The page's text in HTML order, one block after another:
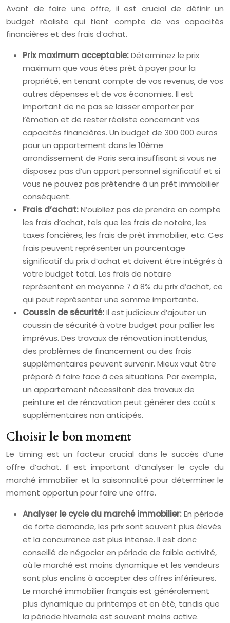
Avant de faire une offre, il est crucial de définir un
budget réaliste qui tient compte de vos capacités
financières et des frais d’achat.
Prix maximum acceptable:Déterminez le prix
maximum que vous êtes prêt à payer pour la
propriété, en tenant compte de vos revenus, de vos
autres dépenses et de vos économies. Il est
important de ne pas se laisser emporter par
l’émotion et de rester réaliste concernant vos
capacités financières. Un budget de 300 000 euros
pour un appartement dans le 10ème
arrondissement de Paris sera insuffisant si vous ne
disposez pas d’un apport personnel significatif et si
vous ne pouvez pas prétendre à un prêt immobilier
conséquent.
Frais d’achat:N’oubliez pas de prendre en compte
les frais d’achat, tels que les frais de notaire, les
taxes foncières, les frais de prêt immobilier, etc. Ces
frais peuvent représenter un pourcentage
significatif du prix d’achat et doivent être intégrés à
votre budget total. Les frais de notaire
représentent en moyenne 7 à 8% du prix d’achat, ce
qui peut représenter une somme importante.
Coussin de sécurité:Il est judicieux d’ajouter un
coussin de sécurité à votre budget pour pallier les
imprévus. Des travaux de rénovation inattendus,
des problèmes de financement ou des frais
supplémentaires peuvent survenir. Mieux vaut être
préparé à faire face à ces situations. Par exemple,
un appartement nécessitant des travaux de
peinture et de rénovation peut générer des coûts
supplémentaires non anticipés.
Choisir le bon moment
Le timing est un facteur crucial dans le succès d’une
offre d’achat. Il est important d’analyser le cycle du
marché immobilier et la saisonnalité pour déterminer le
moment opportun pour faire une offre.
Analyser le cycle du marché immobilier:En période
de forte demande, les prix sont souvent plus élevés
et la concurrence est plus intense. Il est donc
conseillé de négocier en période de faible activité,
où le marché est moins dynamique et les vendeurs
sont plus enclins à accepter des offres inférieures.
Le marché immobilier français est généralement
plus dynamique au printemps et en été, tandis que
la période hivernale est souvent moins active.